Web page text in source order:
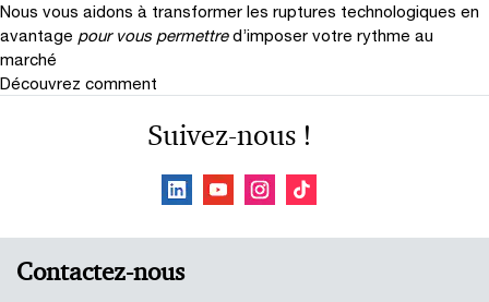
Nous vous aidons à transformer les ruptures technologiques en
avantage pour vous permettre d’imposer votre rythme au
marché
Découvrez comment
Suivez-nous !
Contactez-nous